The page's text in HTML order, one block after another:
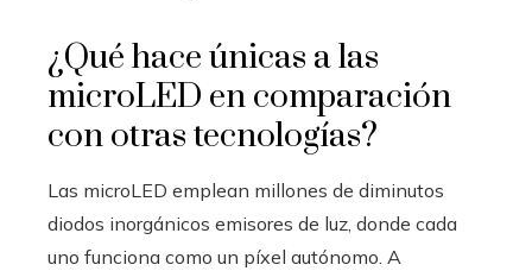
¿Qué hace únicas a las
microLED en comparación
con otras tecnologías?
Las microLED emplean millones de diminutos
diodos inorgánicos emisores de luz, donde cada
uno funciona como un píxel autónomo. A